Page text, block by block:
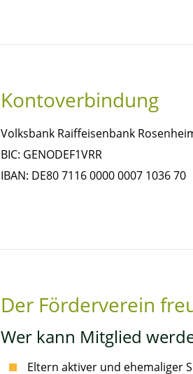
Kontoverbindung
Volksbank Raiffeisenbank
BIC: GENODEF1VRR
IBAN: DE80 7116 0000 0007 1036 70
Der Förderverein
Wer kann Mitglied
Eltern aktiver und ehemaliger